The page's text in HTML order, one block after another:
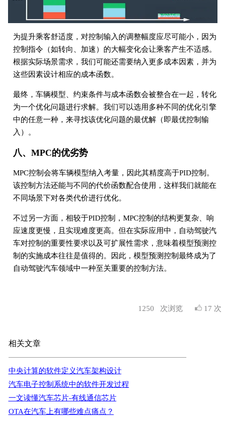
为提升乘客舒适度，对控制输入的调整幅度应尽可能小，因为
控制指令（如转向、加速）的大幅变化会让乘客产生不适感。
根据实际场景需求，我们可能还需要纳入更多成本因素，并为
这些因素设计相应的成本函数。
最终，车辆模型、约束条件与成本函数会被整合在一起，转化
为一个优化问题进行求解。我们可以选用多种不同的优化引擎
中的任意一种，来寻找该优化问题的最优解（即最优控制输
入）。
八、MPC的优劣势
MPC控制会将车辆模型纳入考量，因此其精度高于PID控制。
该控制方法还能与不同的代价函数配合使用，这样我们就能在
不同场景下对各类代价进行优化。
不过另一方面，相较于PID控制，MPC控制的结构更复杂、响
应速度更慢，且实现难度更高。但在实际应用中，自动驾驶汽
车对控制的重要性要求以及可扩展性需求，意味着模型预测控
制的实施成本往往是值得的。因此，模型预测控制最终成为了
自动驾驶汽车领域中一种至关重要的控制方法。
1250 次浏览 17 次
相关文章
中央计算的软件定义汽车架构设计
汽车电子控制系统中的软件开发过程
一文读懂汽车芯片-有线通信芯片
OTA在汽车上有哪些难点痛点？